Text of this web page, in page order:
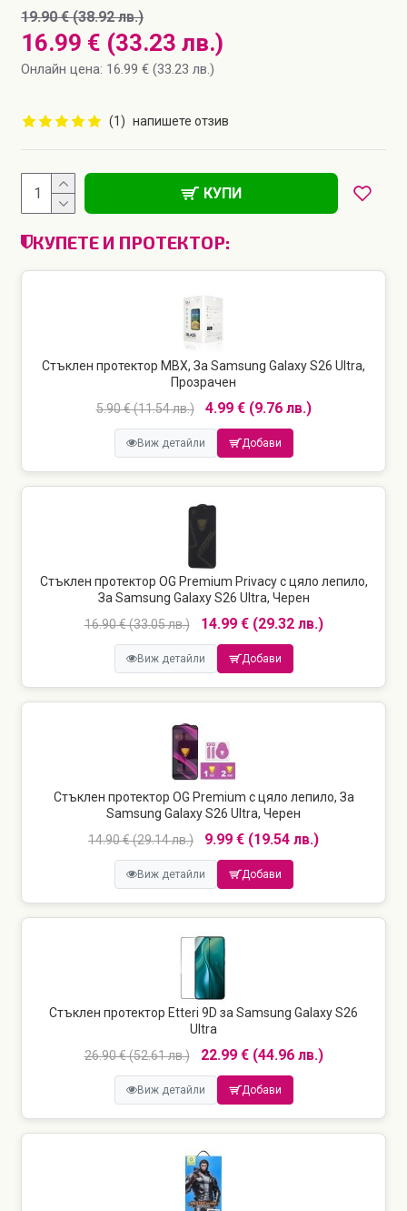
(1) напишете отзив
16.99 € (33.23 лв.)
19.90 € (38.92 лв.)
Онлайн цена: 16.99 € (33.23 лв.)
КУПИ
КУПЕТЕ И ПРОТЕКТОР:
Стъклен протектор MBX, За Samsung Galaxy S26 Ultra,
Прозрачен
5.90 € (11.54 лв.)
4.99 € (9.76 лв.)
Виж детайли Добави
Стъклен протектор OG Premium Privacy с цяло лепило,
За Samsung Galaxy S26 Ultra, Черен
16.90 € (33.05 лв.)
14.99 € (29.32 лв.)
Виж детайли Добави
Стъклен протектор OG Premium с цяло лепило, За
Samsung Galaxy S26 Ultra, Черен
14.90 € (29.14 лв.)
9.99 € (19.54 лв.)
Виж детайли Добави
Стъклен протектор Etteri 9D за Samsung Galaxy S26
Ultra
26.90 € (52.61 лв.)
22.99 € (44.96 лв.)
Виж детайли Добави